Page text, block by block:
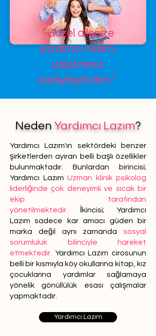
’’Güzel ailenize
yardımcı olalım,
yaşamınızı
kolaylaştıralım.’’
Neden Yardımcı Lazım?
Yardımcı Lazım'ın sektördeki benzer
şirketlerden ayıran belli başlı özellikler
bulunmaktadır. Bunlardan birincisi;
Yardımcı Lazım Uzman klinik psikolog
liderliğinde çok deneyimli ve sıcak bir
ekip tarafından
yönetilmektedir.
İkincisi; Yardımcı
Lazım sadece kar amacı güden bir
marka değil aynı zamanda sosyal
sorumluluk bilinciyle hareket
etmektedir.
Yardımcı Lazım cirosunun
belli bir kısmıyla köy okullarına kitap, kız
çocuklarına yardımlar sağlamaya
yönelik gönüllülük esası çalışmalar
yapmaktadır.
Yardımcı Lazım